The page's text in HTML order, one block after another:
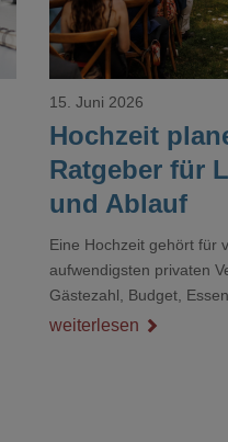
Hochzeit
Ratgeber für
und Ablauf
15. Juni 2026
Eine Hochzeit gehört für
aufwendigsten privaten
Gästezahl, Budget,
Dienstleister und Ablauf
weiterlesen